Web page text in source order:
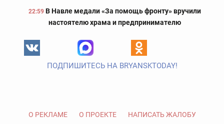
22:59 В Навле медали «За помощь фронту» вручили
настоятелю храма и предпринимателю
ПОДПИШИТЕСЬ НА BRYANSKTODAY!
О РЕКЛАМЕ О ПРОЕКТЕ НАПИСАТЬ ЖАЛОБУ